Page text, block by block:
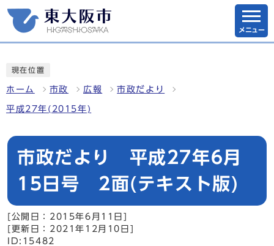
メニュー
現在位置
ホーム 市政 広報 市政だより
平成27年(2015年)
市政だより 平成27年6月
15日号 2面(テキスト版)
[公開日：2015年6月11日]
[更新日：2021年12月10日]
ID:15482